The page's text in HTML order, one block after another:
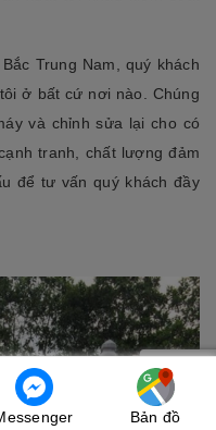
Trung Nam, quý khách
ở bất cứ nơi nào. Chúng
và chỉnh sửa lại cho có
tranh, chất lượng đảm
để tư vấn quý khách đầy
Bản đồ